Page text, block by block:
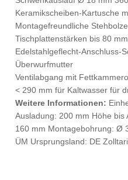
Keramikscheiben-Kartusche
Montagefreundliche
Tischplattenstärken bis 80 mm
Edelstahlgeflecht-Anschluss-
Überwurfmutter
Ventilabgang mit
< 290 mm für Kaltwasser für
Weitere Informationen:
Ausladung: 200 mm Höhe
160 mm Montagebohrung: Ø
ÜM Ursprungsland: DE